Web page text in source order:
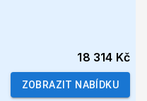
18 314 Kč
ZOBRAZIT NABÍDKU